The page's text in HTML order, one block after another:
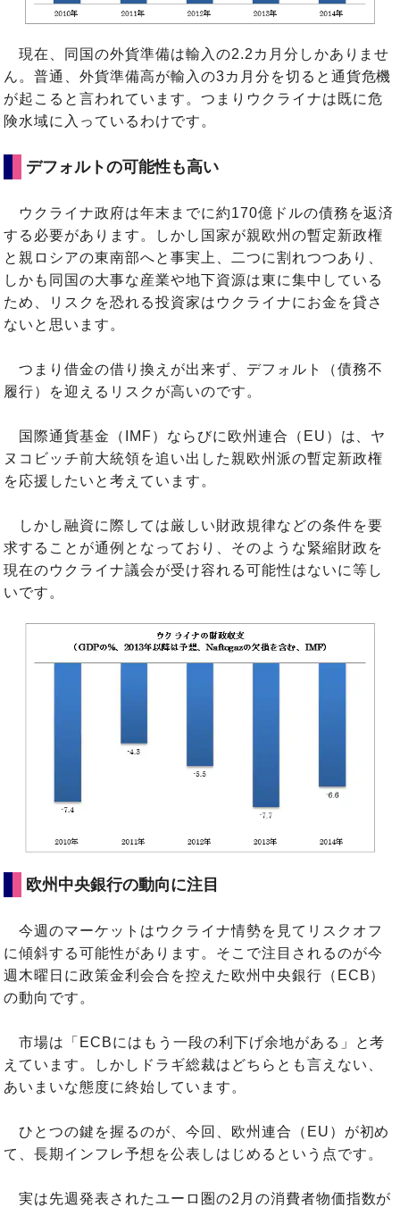
現在、同国の外貨準備は輸入の2.2カ月分しかありませ
ん。普通、外貨準備高が輸入の3カ月分を切ると通貨危機
が起こると言われています。つまりウクライナは既に危
険水域に入っているわけです。
デフォルトの可能性も高い
ウクライナ政府は年末までに約170億ドルの債務を返済
する必要があります。しかし国家が親欧州の暫定新政権
と親ロシアの東南部へと事実上、二つに割れつつあり、
しかも同国の大事な産業や地下資源は東に集中している
ため、リスクを恐れる投資家はウクライナにお金を貸さ
ないと思います。
つまり借金の借り換えが出来ず、デフォルト（債務不
履行）を迎えるリスクが高いのです。
国際通貨基金（IMF）ならびに欧州連合（EU）は、ヤ
ヌコビッチ前大統領を追い出した親欧州派の暫定新政権
を応援したいと考えています。
しかし融資に際しては厳しい財政規律などの条件を要
求することが通例となっており、そのような緊縮財政を
現在のウクライナ議会が受け容れる可能性はないに等し
いです。
欧州中央銀行の動向に注目
今週のマーケットはウクライナ情勢を見てリスクオフ
に傾斜する可能性があります。そこで注目されるのが今
週木曜日に政策金利会合を控えた欧州中央銀行（ECB）
の動向です。
市場は「ECBにはもう一段の利下げ余地がある」と考
えています。しかしドラギ総裁はどちらとも言えない、
あいまいな態度に終始しています。
ひとつの鍵を握るのが、今回、欧州連合（EU）が初め
て、長期インフレ予想を公表しはじめるという点です。
実は先週発表されたユーロ圏の2月の消費者物価指数が